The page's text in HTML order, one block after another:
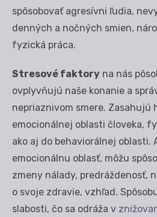
spôsobovať agresívni ľudia,
denných a nočných smien,
fyzická práca.
Stresové faktory na nás
ovplyvňujú naše konanie a
nepriaznivom smere. Zasahujú
emocionálnej oblasti človeka,
ako aj do behaviorálnej oblasti.
emocionálnu oblasť, môžu
zmeny nálady, predráždenosť,
o svoje zdravie, vzhľad.
slabosti, čo sa odráža v